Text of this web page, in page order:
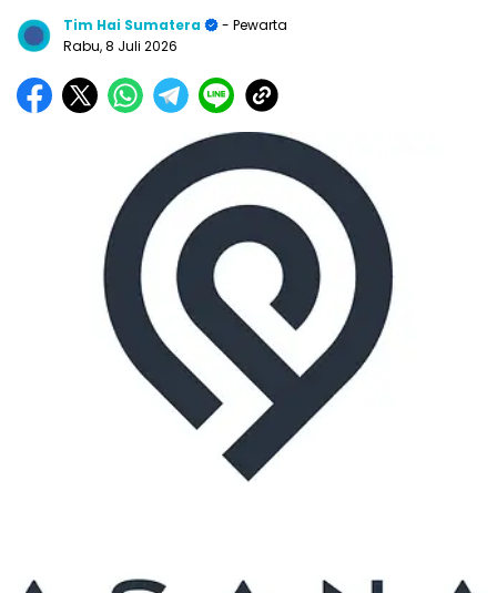
Tim Hai Sumatera
- Pewarta
Rabu, 8 Juli 2026